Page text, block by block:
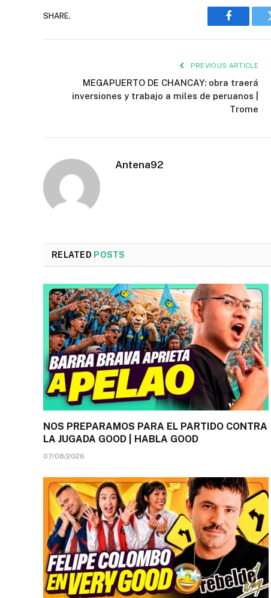
SHARE.
Facebook
PREVIOUS ARTICLE
MEGAPUERTO DE CHANCAY: obra traerá
inversiones y trabajo a miles de peruanos |
Trome
Antena92
RELATED POSTS
NOS PREPARAMOS PARA EL PARTIDO CONTRA
LA JUGADA GOOD | HABLA GOOD
07/08/2026